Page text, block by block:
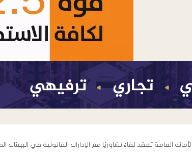
الأمانة العامة تعقد لقاءً تشاوريًا مع الإدارات القانونية في الهيئات